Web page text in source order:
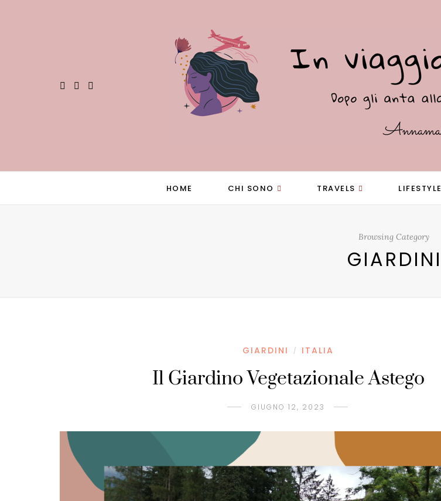
HOME CHI SONO TRAVELS LIFESTYLE
Browsing Category
GIARDINI
GIARDINI / ITALIA
Il Giardino Vegetazionale Astego
GIUGNO 12, 2023